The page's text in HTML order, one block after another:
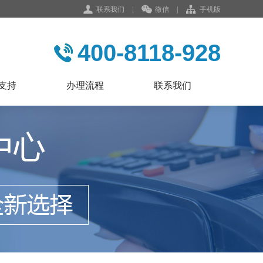
联系我们 | 微信 | 手机版
400-8118-928
持 办理流程 联系我们